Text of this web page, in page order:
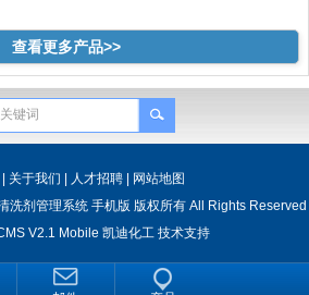
查看更多产品>>
关于我们 | 人才招聘| 网站地图
洗剂管理系统 手机版 版权所有 All Rights Reserved
V2.1 Mobile 凯迪化工 技术支持